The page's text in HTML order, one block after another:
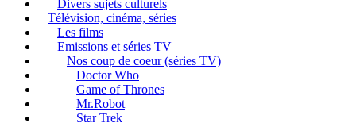
Divers sujets culturels
Télévision, cinéma, séries
Les films
Emissions et séries TV
Nos coup de coeur (séries TV)
Doctor Who
Game of Thrones
Mr.Robot
Star Trek